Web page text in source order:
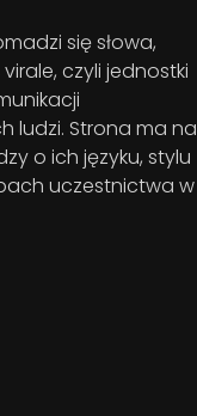
się słowa,
czyli jednostki
ludzi. Strona ma na
o ich języku, stylu
uczestnictwa w